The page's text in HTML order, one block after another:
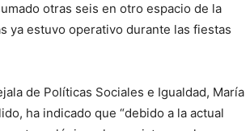
otras seis en otro espacio de la
ya estuvo operativo durante las fiestas
de Políticas Sociales e Igualdad, María
ha indicado que “debido a la actual